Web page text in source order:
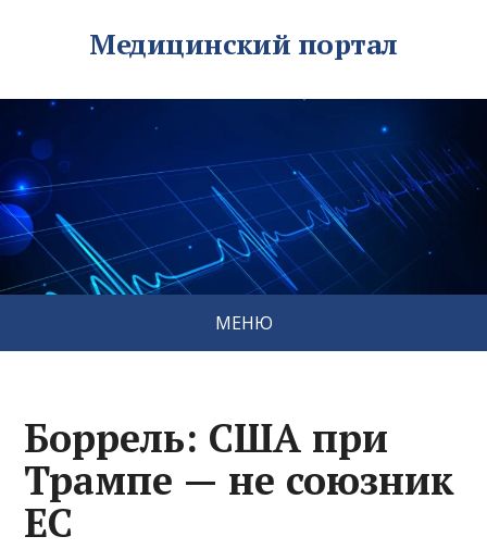
Медицинский портал
МЕНЮ
Боррель: США при
Трампе — не союзник
ЕС